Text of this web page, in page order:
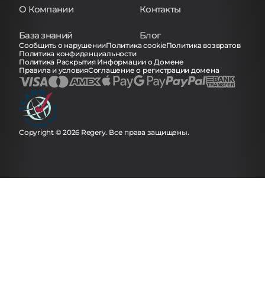
О Компании Контакты
База знаний Блог
Сообщить о нарушенииПолитика cookieПолитика возвратов
Политика конфиденциальности
Политика Раскрытия Информации о Домене
Правила и условияСоглашение о регистрации домена
Copyright © 2026 Regery. Все права защищены.